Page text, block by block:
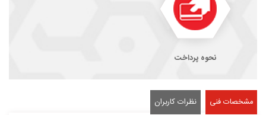
نحوه پرداخت
مشخصات فنی نظرات کاربران